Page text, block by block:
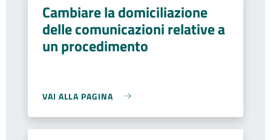
Cambiare la domiciliazione
delle comunicazioni relative a
un procedimento
VAI ALLA PAGINA